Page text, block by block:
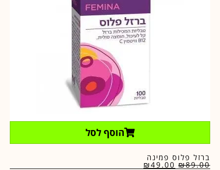
הוסף לסל
ברזל פלוס פמינה
₪89.00
₪49.00